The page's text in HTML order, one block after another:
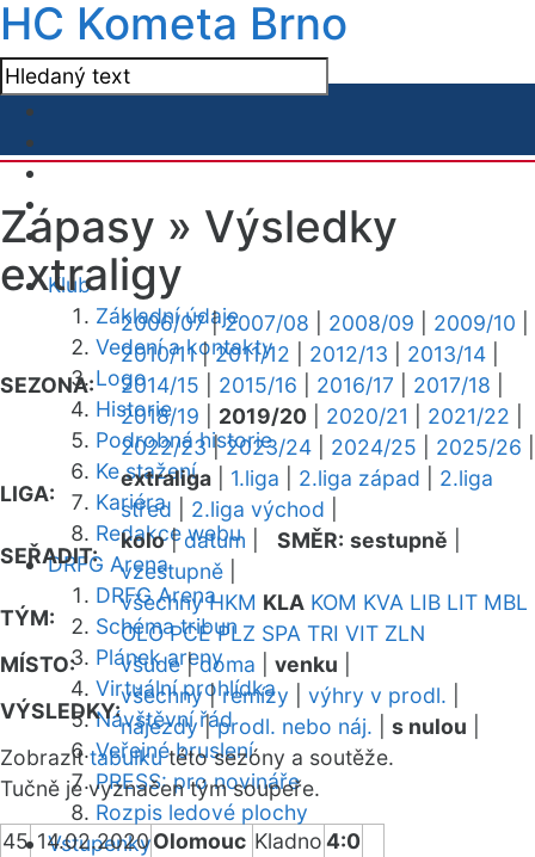
HC Kometa Brno
Klub
Základní údaje
Vedení a kontakty
Logo
Historie
Podrobná historie
Ke stažení
Kariéra
Redakce webu
DRFG Arena
DRFG Arena
Schéma tribun
Plánek areny
Virtuální prohlídka
Návštěvní řád
Veřejné bruslení
PRESS: pro novináře
Rozpis ledové plochy
Vstupenky
Zápasy » Výsledky
extraligy
SEZONA:
2006/07|2007/08 2008/09 2009/10
2010/11|2011/12 2012/13 2013/14
2014/15
2015/16 2016/17 2017/18
2018/19
2019/20 2020/21 2021/22
2022/23|2023/24 2024/25 2025/26
LIGA:
extraliga 1.liga 2.liga západ
2.liga
střed
2.liga východ
SEŘADIT:
kolo|datum SMĚR: sestupně
vzestupně
TÝM:
všechny HKM KLA KOM KVA LIB LIT MBL
OLO PCE PLZ SPA TRI VIT ZLN
MÍSTO:
všude|doma venku
VÝSLEDKY:
všechny|remízy výhry v prodl.
nájezdy|prodl. nebo náj. s nulou
Zobrazittabulkutéto sezóny a soutěže.
Tučně je vyznačen tým soupeře.
45 14.02.2020Olomouc Kladno4:0